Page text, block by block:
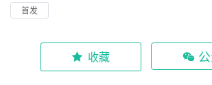
首发
收藏